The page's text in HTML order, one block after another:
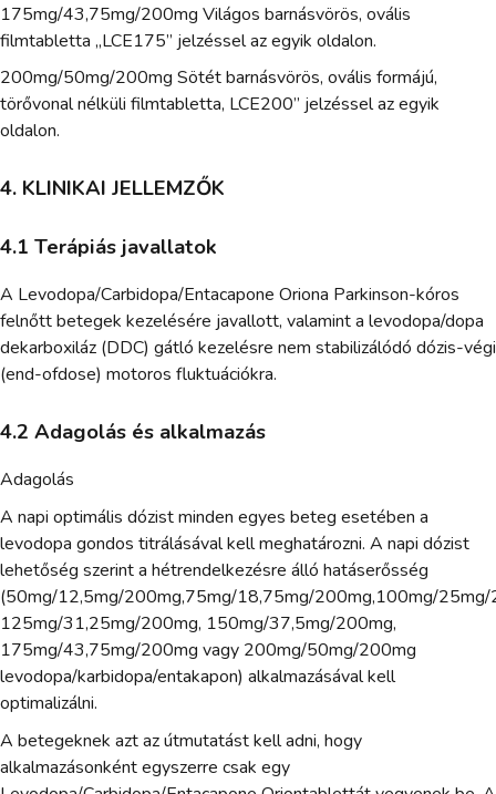
175mg/43,75mg/200mg Világos barnásvörös, ovális
filmtabletta „LCE175” jelzéssel az egyik oldalon.
200mg/50mg/200mg Sötét barnásvörös, ovális formájú,
törővonal nélküli filmtabletta, LCE200” jelzéssel az egyik
oldalon.
4. KLINIKAI JELLEMZŐK
4.1 Terápiás javallatok
A Levodopa/Carbidopa/Entacapone Oriona Parkinson-kóros
felnőtt betegek kezelésére javallott, valamint a levodopa/dopa
dekarboxiláz (DDC) gátló kezelésre nem stabilizálódó dózis-végi
(end-ofdose) motoros fluktuációkra.
4.2 Adagolás és alkalmazás
Adagolás
A napi optimális dózist minden egyes beteg esetében a
levodopa gondos titrálásával kell meghatározni. A napi dózist
lehetőség szerint a hétrendelkezésre álló hatáserősség
(50mg/12,5mg/200mg,75mg/18,75mg/200mg,100mg/25mg/
125mg/31,25mg/200mg, 150mg/37,5mg/200mg,
175mg/43,75mg/200mg vagy 200mg/50mg/200mg
levodopa/karbidopa/entakapon) alkalmazásával kell
optimalizálni.
A betegeknek azt az útmutatást kell adni, hogy
alkalmazásonként egyszerre csak egy